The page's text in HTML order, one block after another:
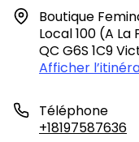
Boutique
Local 100 (a
QC G6S 1C9
Afficher
Téléphone
+18197587636